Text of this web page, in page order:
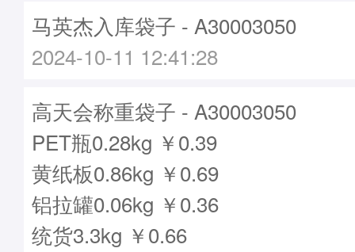
马英杰入库袋子 - A30003050
2024-10-11 12:41:28
高天会称重袋子 - A30003050
PET瓶0.28kg ￥0.39
黄纸板0.86kg ￥0.69
铝拉罐0.06kg ￥0.36
统货3.3kg ￥0.66